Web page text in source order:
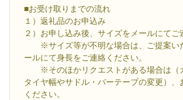
■お受け取りまでの流れ
１）返礼品のお申込み
２）お申し込み後、サイズをメールにてご
※サイズ等が不明な場合は、ご提案い
ールにて身長をご連絡ください。
※そのほかリクエストがある場合は（
タイヤ幅やサドル・バーテープの変更）、
ください。